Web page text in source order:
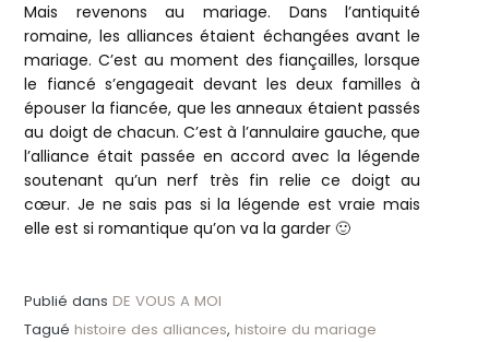
Mais revenons au mariage. Dans l’antiquité
romaine, les alliances étaient échangées avant le
mariage. C’est au moment des fiançailles, lorsque
le fiancé s’engageait devant les deux familles à
épouser la fiancée, que les anneaux étaient passés
au doigt de chacun. C’est à l’annulaire gauche, que
l’alliance était passée en accord avec la légende
soutenant qu’un nerf très fin relie ce doigt au
cœur. Je ne sais pas si la légende est vraie mais
elle est si romantique qu’on va la garder 🙂
Publié dansDE VOUS A MOI
Taguéhistoire des alliances,histoire du mariage